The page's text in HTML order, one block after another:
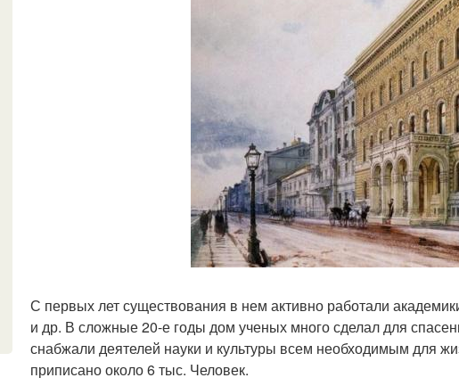
С первых лет существования в нем активно работали
и др. В сложные 20-е годы дом ученых много сделал для
снабжали деятелей науки и культуры всем необходимым для
приписано около 6 тыс. Человек.